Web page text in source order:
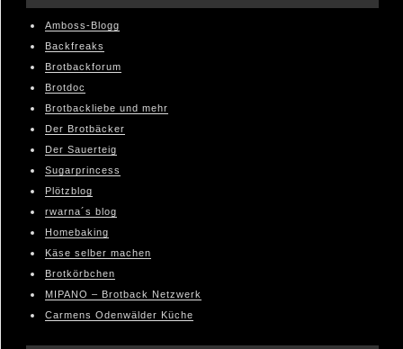
Amboss-Blogg
Backfreaks
Brotbackforum
Brotdoc
Brotbackliebe und mehr
Der Brotbäcker
Der Sauerteig
Sugarprincess
Plötzblog
rwarna´s blog
Homebaking
Käse selber machen
Brotkörbchen
MIPANO – Brotback Netzwerk
Carmens Odenwälder Küche